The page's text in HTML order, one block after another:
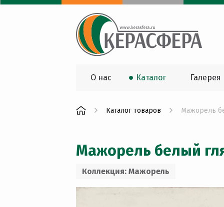
О нас Каталог Галерея
Каталог товаров Мажорель
Мажорель белый
Коллекция: Мажорель